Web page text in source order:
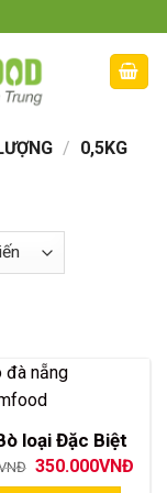
/ 0,5KG
loại Đặc Biệt
Giá
gốc
350.000VNĐGiá